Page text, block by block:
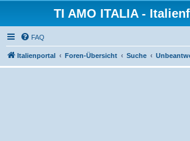
TI AMO ITALIA -
FAQ
Italienportal Foren-Übersicht Suche